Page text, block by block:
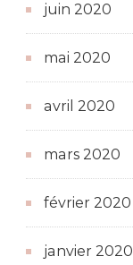
juin 2020
mai 2020
avril 2020
mars 2020
février 2020
janvier 2020